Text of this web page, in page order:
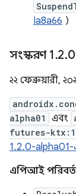
Ia8a66 )
সংস্করণ 1.2.
২২ ফেব্রুয়ারী,
alpha01
এবং
futures-
1.2.0-
এপিআই